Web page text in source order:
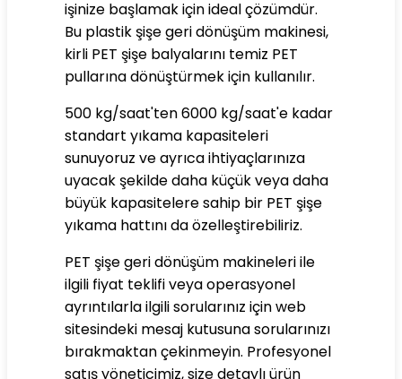
işinize başlamak için ideal çözümdür.
Bu plastik şişe geri dönüşüm makinesi,
kirli PET şişe balyalarını temiz PET
pullarına dönüştürmek için kullanılır.
500 kg/saat'ten 6000 kg/saat'e kadar
standart yıkama kapasiteleri
sunuyoruz ve ayrıca ihtiyaçlarınıza
uyacak şekilde daha küçük veya daha
büyük kapasitelere sahip bir PET şişe
yıkama hattını da özelleştirebiliriz.
PET şişe geri dönüşüm makineleri ile
ilgili fiyat teklifi veya operasyonel
ayrıntılarla ilgili sorularınız için web
sitesindeki mesaj kutusuna sorularınızı
bırakmaktan çekinmeyin. Profesyonel
satış yöneticimiz, size detaylı ürün